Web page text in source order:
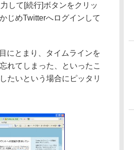
して[続行]ボタンをクリッ
じめTwitterへログインして
にとまり、タイムラインを
れてしまった、といったこ
たいという場合にピッタリ